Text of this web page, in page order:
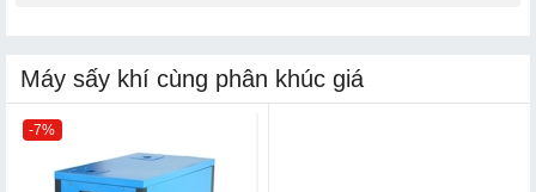
Máy sấy khí cùng phân khúc giá
-7%